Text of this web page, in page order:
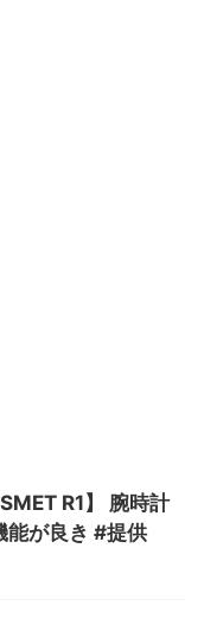
R1】 腕時計
能が良き #提供